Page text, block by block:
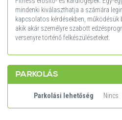
mindenki kiválaszthatja a számára
kapcsolatos kérdésekben, működésük
akik akár személyre szabott
versenyre történő felkészüléseteket.
PARKOLÁS
Parkolási lehetőség Nincs